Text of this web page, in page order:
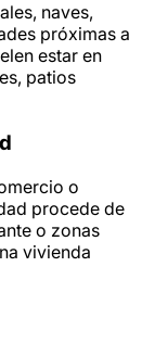
naves,
próximas a
estar en
patios
o
procede de
o zonas
vivienda